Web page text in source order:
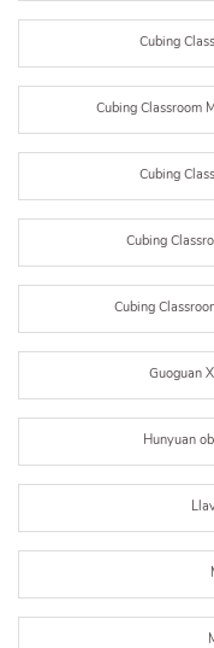
Cubing
Cubing Classroom
Cubing
Cubing
Cubing
Guoguan
Hunyuan